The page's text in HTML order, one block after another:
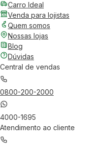
Carro Ideal
Venda para lojistas
Quem somos
Nossas lojas
Blog
Dúvidas
Central de vendas
0800-200-2000
4000-1695
Atendimento ao cliente